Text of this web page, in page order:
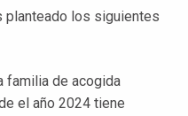
planteado los siguientes
familia de acogida
el año 2024 tiene